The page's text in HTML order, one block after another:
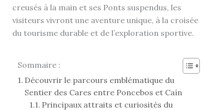
creusés à la main et ses Ponts suspendus, les
visiteurs vivront une aventure unique, à la croisée
du tourisme durable et de l’exploration sportive.
Sommaire :
Découvrir le parcours emblématique du
Sentier des Cares entre Poncebos et Caín
Principaux attraits et curiosités du